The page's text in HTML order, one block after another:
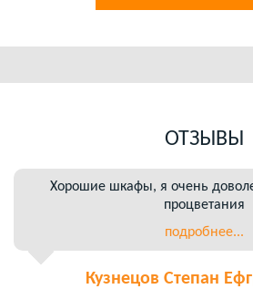
ОТЗЫВЫ
Хорошие шкафы, я очень
процветания
подробнее...
Кузнецов Степан